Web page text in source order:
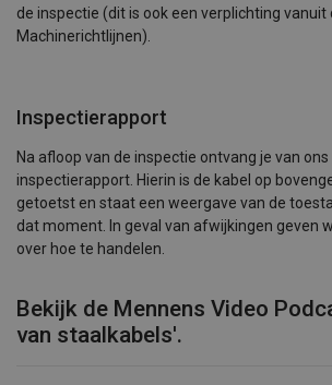
de inspectie (dit is ook een verplichting vanuit
Machinerichtlijnen).
Inspectierapport
Na afloop van de inspectie ontvang je van
inspectierapport. Hierin is de kabel op
getoetst en staat een weergave van de
dat moment. In geval van afwijkingen geven
over hoe te handelen.
Bekijk de Mennens Video
van staalkabels'.